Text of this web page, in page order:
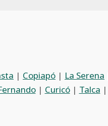
| Copiapó | La Serena
| Curicó| Talca |